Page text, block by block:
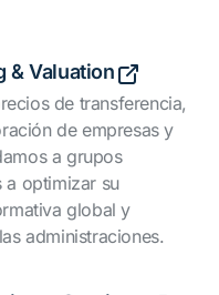
& Valuation
de transferencia,
de empresas y
a grupos
a optimizar su
global y
administraciones.